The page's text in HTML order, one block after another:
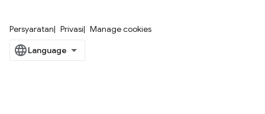
Persyaratan Privasi Manage cookies